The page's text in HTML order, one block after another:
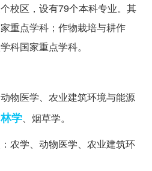
校区，设有79个本科专业。其
重点学科；作物栽培与耕作
科国家重点学科。
物医学、农业建筑环境与能源
林学、烟草学。
农学、动物医学、农业建筑环